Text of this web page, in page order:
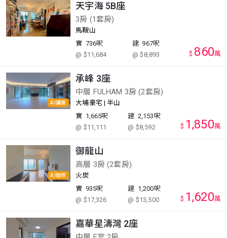
天宇海 5B座
3房 (1套房)
馬鞍山
實 736呎
@ $11,684
建 967呎
@ $8,893
$ 860萬
AI講房
承峰 3座
中層 FULHAM 3房 (2套房)
大埔豪宅 | 半山
實 1,665呎
@ $11,111
建 2,153呎
@ $8,592
$ 1,850萬
AI裝修
御龍山
高層 3房 (2套房)
火炭
實 935呎
@ $17,326
建 1,200呎
@ $13,500
$ 1,620萬
嘉華星濤灣 2座